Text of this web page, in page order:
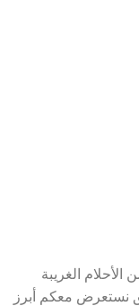
الغريبة
نستعرض معكم أبرز